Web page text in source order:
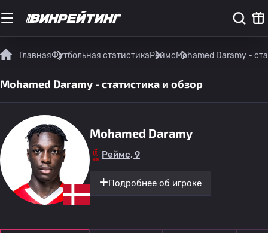
ГлавнаяФутбольная статистикаРеймсMohamed Daramy -
Mohamed Daramy - статистика и обзор
Mohamed Daramy
Реймс, 9
Подробнее об игроке